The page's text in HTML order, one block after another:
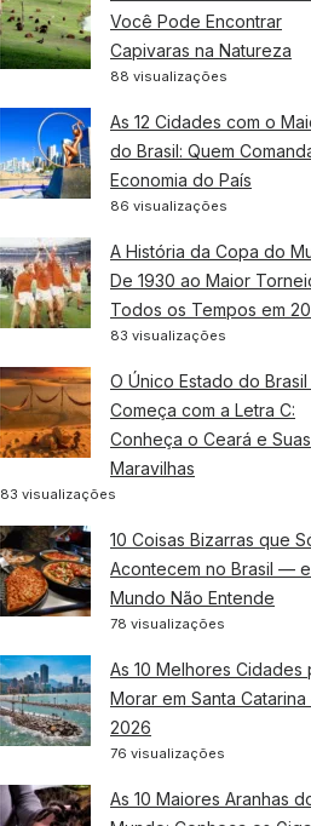
Você Pode Encontrar
Capivaras na Natureza
88 visualizações
As 12 Cidades com o
do Brasil: Quem
Economia do País
86 visualizações
A História da Copa do
De 1930 ao Maior
Todos os Tempos em
83 visualizações
O Único Estado do
Começa com a Letra C:
Conheça o Ceará e Suas
Maravilhas
83 visualizações
10 Coisas Bizarras que
Acontecem no Brasil —
Mundo Não Entende
78 visualizações
As 10 Melhores Cidades
Morar em Santa Catarina
2026
76 visualizações
As 10 Maiores Aranhas